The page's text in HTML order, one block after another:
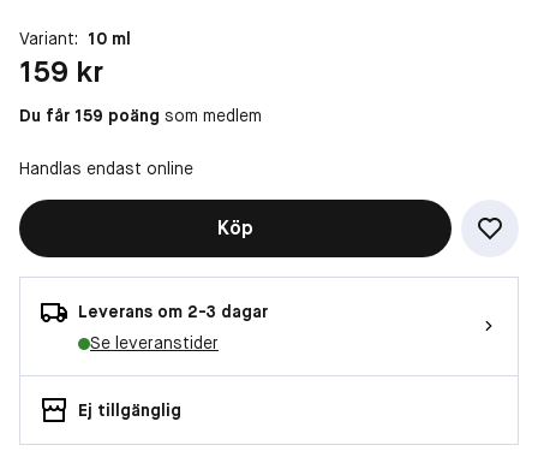
Variant: 10 ml
Pris: 159 kr
159 kr
Du får 159 poäng som medlem
Handlas endast online
Köp
Leverans om 2-3 dagar
Se leveranstider
Ej tillgänglig